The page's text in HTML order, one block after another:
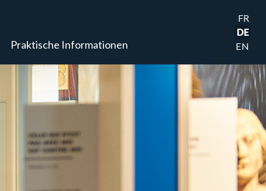
Praktische Informationen
FR
DE
EN